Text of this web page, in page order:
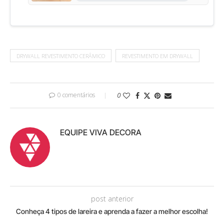
DRYWALL REVESTIMENTO CERÂMICO REVESTIMENTO EM DRYWALL
0 comentários 0
EQUIPE VIVA DECORA
post anterior
Conheça 4 tipos de lareira e aprenda a fazer a melhor escolha!